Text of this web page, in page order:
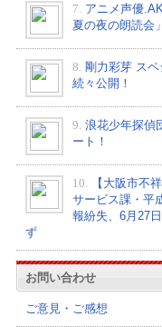
7. アニメ声優
夏の夜の朗読会」
8. 剛力彩芽 ス
続々公開！
9. 浪花少年探偵
ート！
10.
【大阪市不
サービス課・平
報紛失、6月27
ず
お問い合わせ
ご意見・ご感想